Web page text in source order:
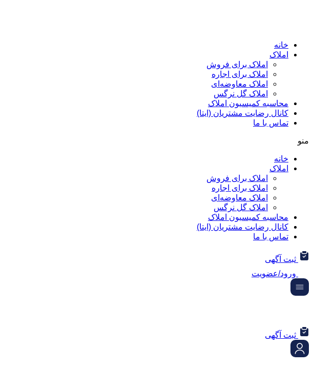
خانه
املاک
املاک برای فروش
املاک برای اجاره
املاک معاوضه‌ای
املاک گل نرگس
محاسبه کمیسیون املاک
کانال رضایت مشتریان (ایتا)
تماس با ما
منو
خانه
املاک
املاک برای فروش
املاک برای اجاره
املاک معاوضه‌ای
املاک گل نرگس
محاسبه کمیسیون املاک
کانال رضایت مشتریان (ایتا)
تماس با ما
ثبت آگهی
ورود/عضویت
ثبت آگهی